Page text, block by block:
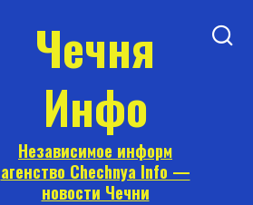
Чечня
Инфо
Независимое информ
агенство Chechnya Info —
новости Чечни